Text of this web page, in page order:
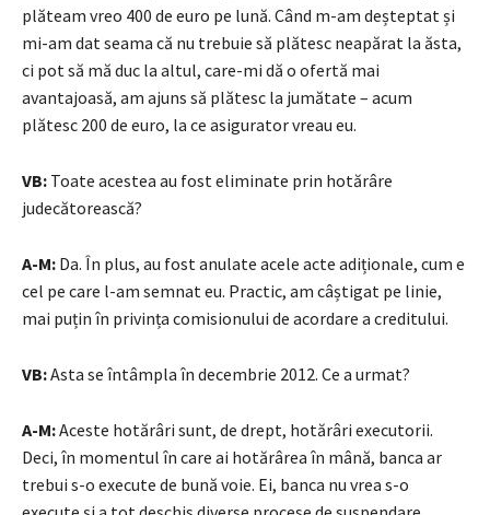
plăteam vreo 400 de euro pe lună. Când m-am deșteptat și
mi-am dat seama că nu trebuie să plătesc neapărat la ăsta,
ci pot să mă duc la altul, care-mi dă o ofertă mai
avantajoasă, am ajuns să plătesc la jumătate – acum
plătesc 200 de euro, la ce asigurator vreau eu.
VB: Toate acestea au fost eliminate prin hotărâre
judecătorească?
A-M: Da. În plus, au fost anulate acele acte adiționale, cum e
cel pe care l-am semnat eu. Practic, am câștigat pe linie,
mai puțin în privința comisionului de acordare a creditului.
VB:Asta se întâmpla în decembrie 2012. Ce a urmat?
A-M:Aceste hotărâri sunt, de drept, hotărâri executorii.
Deci, în momentul în care ai hotărârea în mână, banca ar
trebui s-o execute de bună voie. Ei, banca nu vrea s-o